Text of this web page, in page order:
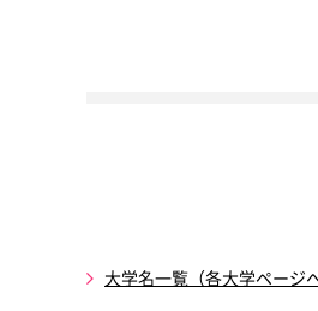
大学名一覧（各大学ページへ